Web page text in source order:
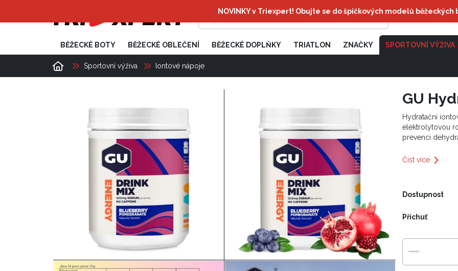
Česká republika
BĚŽECKÉ BOTY BĚŽECKÉ OBLEČENÍ BĚŽECKÉ DOPLŇKY TRIATLON ZNAČKY SPORTOVNÍ VÝŽIVA
Sportovní výživa Iontové nápoje
GU
Hydratační
elektrolytovou
prevenci
Číst více
Dostupnost
Příchuť
NOVINKY v Triexpert! Obujte se do špičkových modelů běžeckých